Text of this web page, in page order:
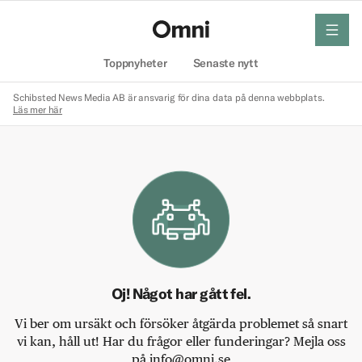
Toppnyheter Senaste nytt
meny
Schibsted News Media AB är ansvarig för dina data på denna webbplats.
Läs mer här
Oj! Något har gått fel.
Vi ber om ursäkt och försöker åtgärda problemet så snart
vi kan, håll ut! Har du frågor eller funderingar? Mejla oss